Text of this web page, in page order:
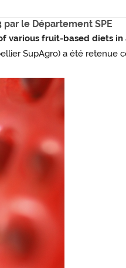
le Département SPE
various fruit-based diets
SupAgro) a été